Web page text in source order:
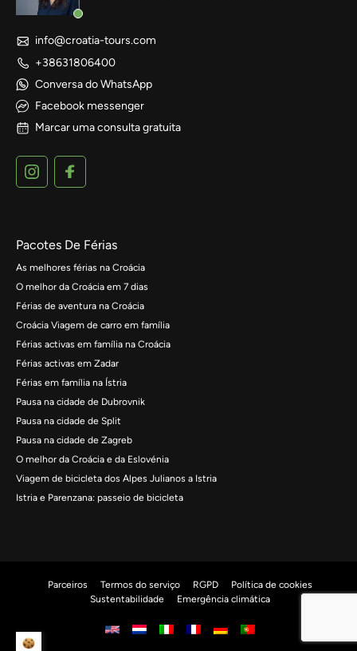
info@croatia-tours.com
+38631806400
Conversa do WhatsApp
Facebook messenger
Marcar uma consulta gratuita
Pacotes De Férias
As melhores férias na Croácia
O melhor da Croácia em 7 dias
Férias de aventura na Croácia
Croácia Viagem de carro em família
Férias activas em família na Croácia
Férias activas em Zadar
Férias em família na Ístria
Pausa na cidade de Dubrovnik
Pausa na cidade de Split
Pausa na cidade de Zagreb
O melhor da Croácia e da Eslovénia
Viagem de bicicleta dos Alpes Julianos a Istria
Istria e Parenzana: passeio de bicicleta
Parceiros Termos do serviço RGPD
Política de cookies
Sustentabilidade
Emergência climática